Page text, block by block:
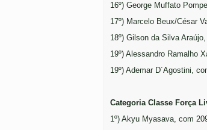
16º) George Muffato
17º) Marcelo Beux/César
18º) Gilson da Silva
19º) Alessandro Ramalho
19º) Ademar D´Agostini,
Categoria Classe Força
1º) Akyu Myasava, com